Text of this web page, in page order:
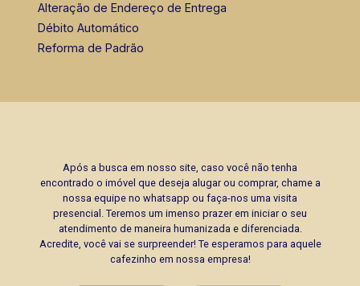
Alteração de Endereço de Entrega
Débito Automático
Reforma de Padrão
Após a busca em nosso site, caso você não tenha
encontrado o imóvel que deseja alugar ou comprar, chame a
nossa equipe no whatsapp ou faça-nos uma visita
presencial. Teremos um imenso prazer em iniciar o seu
atendimento de maneira humanizada e diferenciada.
Acredite, você vai se surpreender! Te esperamos para aquele
cafezinho em nossa empresa!